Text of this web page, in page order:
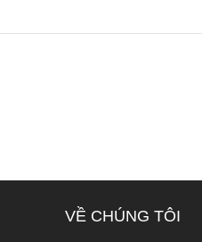
VỀ CHÚNG TÔI